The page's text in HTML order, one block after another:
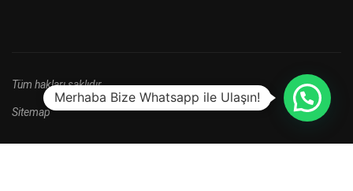
Tüm hakları saklıdır.
Sitemap
Merhaba Bize Whatsapp ile Ulaşın!